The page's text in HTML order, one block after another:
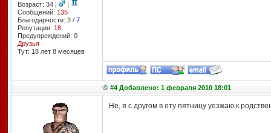
Возраст: 34 |
|
Сообщений: 135
Благодарности: 3/ 7
Репутация: 18
Предупреждений: 0
Друзья
Тут: 18 лет 8 месяцев
#4 Добавлено: 1 февраля 2010 18:01
Не, я с другом в ету пятницу уезжаю к